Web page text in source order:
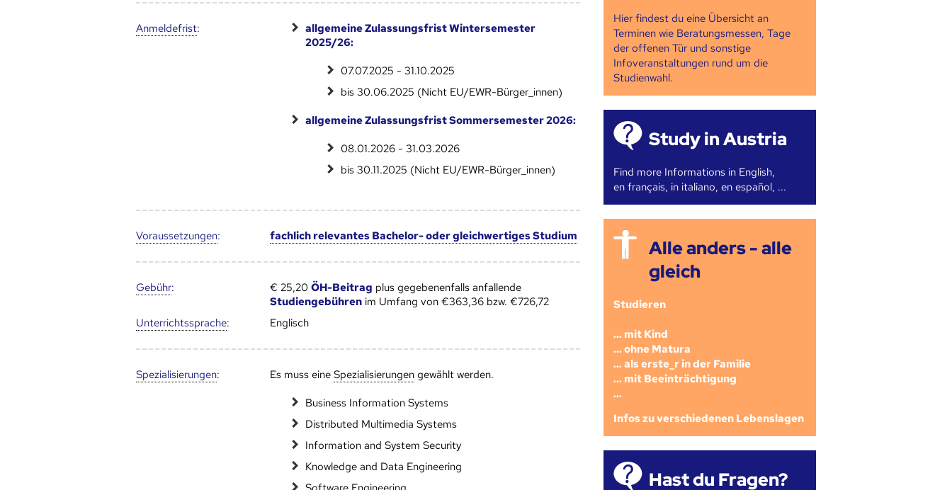
Anmelde­frist:
allgemeine Zulassungsfrist Wintersemester
2025/26:
07.07.2025 - 31.10.2025
bis 30.06.2025 (Nicht EU/EWR-Bürger_innen)
allgemeine Zulassungsfrist Sommersemester 2026:
08.01.2026 - 31.03.2026
bis 30.11.2025 (Nicht EU/EWR-Bürger_innen)
Voraus­setzungen: fachlich relevantes Bachelor- oder gleichwertiges Studium
Gebühr: € 25,20 ÖH-Beitrag plus gegebenenfalls anfallende
Studiengebührenim Umfang von €363,36 bzw. €726,72
Unter­richts­sprache: Englisch
Speziali­sierungen: Es muss eine Speziali­sierungengewählt werden.
Business Information Systems
Distributed Multimedia Systems
Information and System Security
Knowledge and Data Engineering
Hier findest du eine Übersicht an
Terminen wie Beratungsmessen, Tage
der offenen Tür und sonstige
Infoveranstaltungen rund um die
Studienwahl.
Study in Austria
Find more Informations in English,
en français, in italiano, en español, ...
Alle anders - alle
gleich
Studieren
... mit Kind
... ohne Matura
... als erste_r in der Familie
... mit Beeinträchtigung
...
Infos zu verschiedenen Lebenslagen
Hast du Fragen?